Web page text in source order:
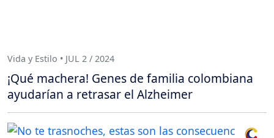
Vida y Estilo • JUL 2 / 2024
¡Qué machera! Genes de familia colombiana
ayudarían a retrasar el Alzheimer